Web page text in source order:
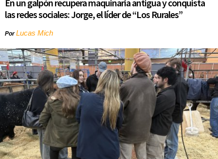
En un galpón recupera maquinaria antigua y conquista
las redes sociales: Jorge, el líder de “Los Rurales”
PorLucas Mich